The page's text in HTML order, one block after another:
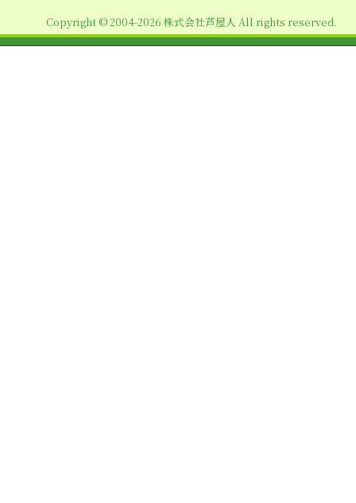
ン
Copyright © 2004-2026 株式会社芦屋人 All rights reserved.